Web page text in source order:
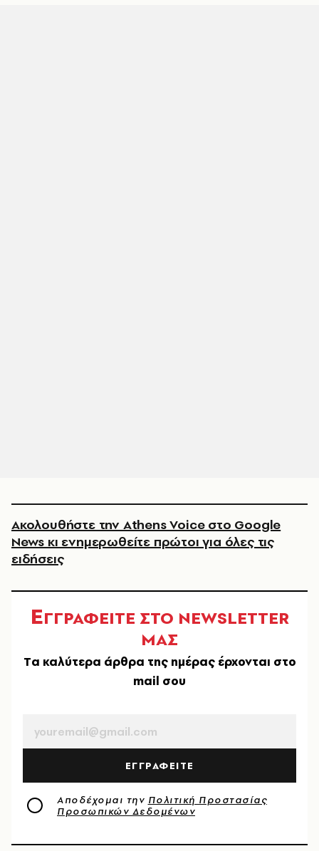
Ακολουθήστε την Athens Voice στο Google
News κι ενημερωθείτε πρώτοι για όλες τις
ειδήσεις
ΕΓΓΡΑΦΕΙΤΕ ΣΤΟ NEWSLETTER
ΜΑΣ
Tα καλύτερα άρθρα της ημέρας έρχονται στο
mail σου
ΕΓΓΡΑΦΕΙΤΕ
Αποδέχομαι την Πολιτική Προστασίας
Προσωπικών Δεδομένων